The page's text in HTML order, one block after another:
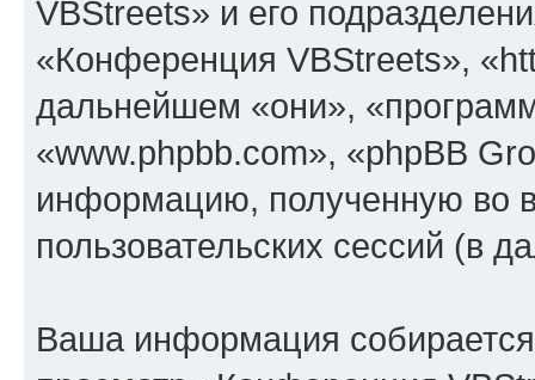
VBStreets» и его
«Конференция VBStreets»,
дальнейшем «они»,
«www.phpbb.com», «phpBB
информацию, полученную во
пользовательских сессий (в
Ваша информация